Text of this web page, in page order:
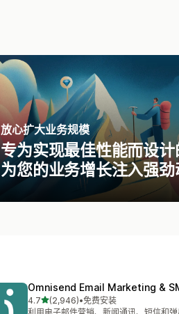
放心扩大业务规模
专为实现最佳性能而设计
为您的业务增长注入强劲
Omnisend Email Marketing &
4.7星（满分 5 星）
(2,946)
总共 2946 条评论
•免费安装